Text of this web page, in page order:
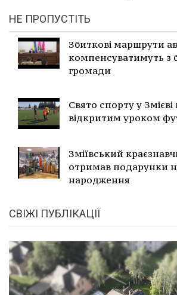
НЕ ПРОПУСТІТЬ
Збиткові маршрути
компенсуватимуть з
громади
Свято спорту у
відкритим уроком
Зміївський
отримав подарунки
народження
СВІЖІ ПУБЛІКАЦІЇ